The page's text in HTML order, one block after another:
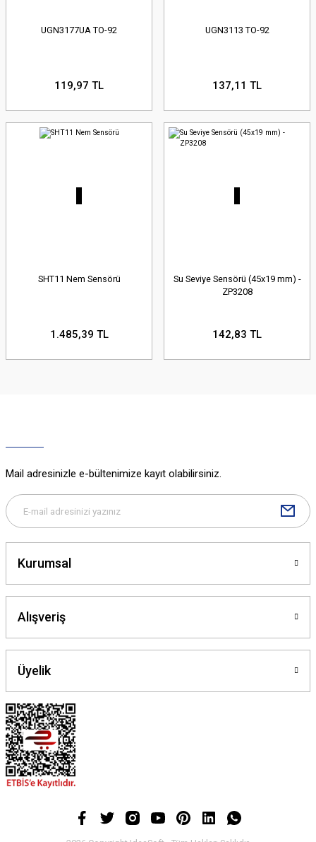
UGN3177UA TO-92
119,97 TL
UGN3113 TO-92
137,11 TL
SHT11 Nem Sensörü
1.485,39 TL
Su Seviye Sensörü (45x19 mm) -
ZP3208
142,83 TL
Mail adresinizle e-bültenimize kayıt olabilirsiniz.
Kurumsal
Alışveriş
Üyelik